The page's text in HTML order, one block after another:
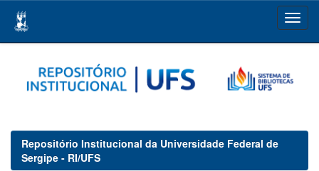
navigation
Repositório Institucional da Universidade Federal de
Sergipe - RI/UFS